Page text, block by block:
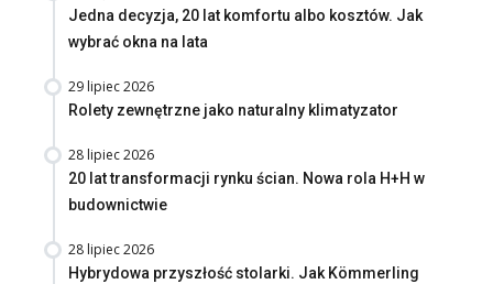
Jedna decyzja, 20 lat komfortu albo kosztów. Jak
wybrać okna na lata
29 lipiec 2026
Rolety zewnętrzne jako naturalny klimatyzator
28 lipiec 2026
20 lat transformacji rynku ścian. Nowa rola H+H w
budownictwie
28 lipiec 2026
Hybrydowa przyszłość stolarki. Jak Kömmerling